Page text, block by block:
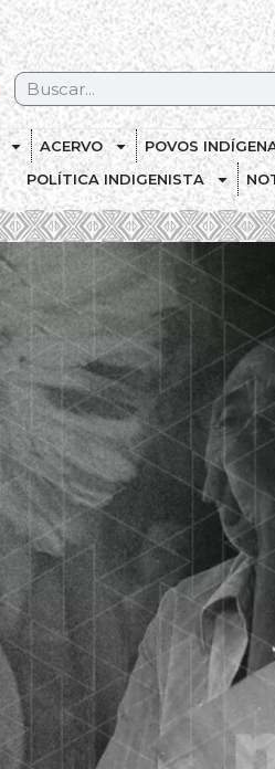
ACERVO POVOS
POLÍTICA INDIGENISTA